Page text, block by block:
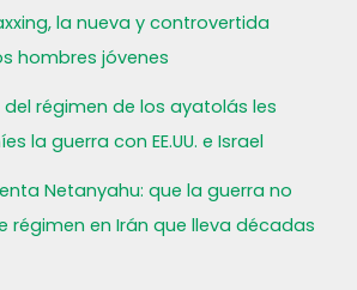
la nueva y controvertida
hombres jóvenes
régimen de los ayatolás les
la guerra con EE.UU. e Israel
Netanyahu: que la guerra no
régimen en Irán que lleva décadas